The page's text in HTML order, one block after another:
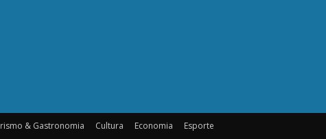
& Gastronomia Cultura Economia
Esporte